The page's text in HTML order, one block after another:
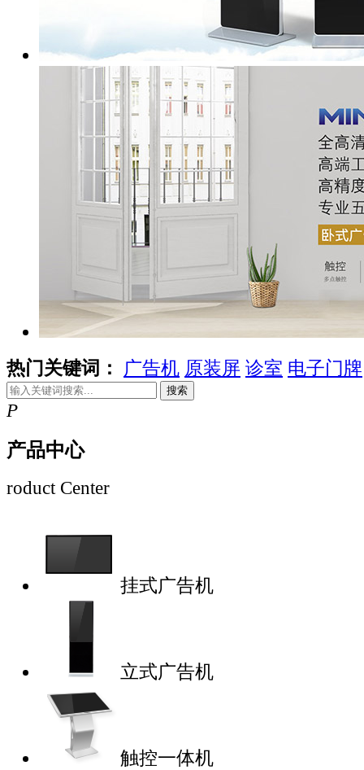
热门关键词： 广告机 原装屏 诊室 电子门牌
搜索
P
产品中心
roduct Center
挂式广告机
立式广告机
触控一体机